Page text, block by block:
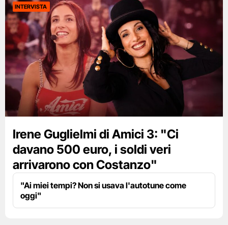
INTERVISTA
Irene Guglielmi di Amici 3: "Ci
davano 500 euro, i soldi veri
arrivarono con Costanzo"
"Ai miei tempi? Non si usava l'autotune come
oggi"